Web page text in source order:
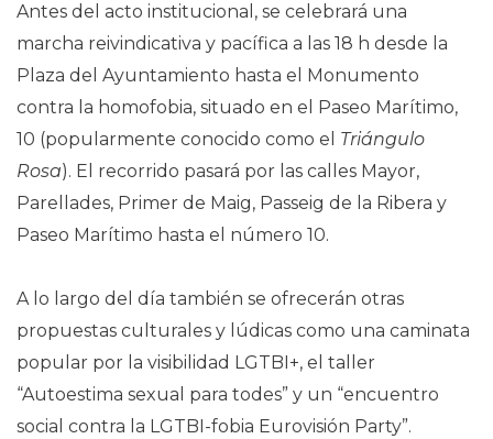
Antes del acto institucional, se celebrará una
marcha reivindicativa y pacífica a las 18 h desde la
Plaza del Ayuntamiento hasta el Monumento
contra la homofobia, situado en el Paseo Marítimo,
10 (popularmente conocido como el Triángulo
Rosa). El recorrido pasará por las calles Mayor,
Parellades, Primer de Maig, Passeig de la Ribera y
Paseo Marítimo hasta el número 10.
A lo largo del día también se ofrecerán otras
propuestas culturales y lúdicas como una caminata
popular por la visibilidad LGTBI+, el taller
“Autoestima sexual para todes” y un “encuentro
social contra la LGTBI-fobia Eurovisión Party”.